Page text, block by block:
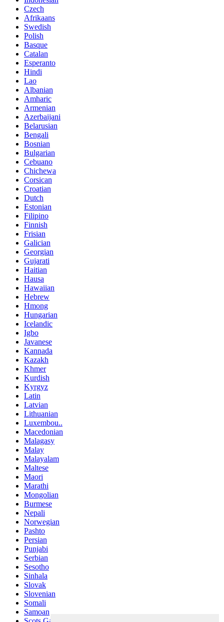
Czech
Afrikaans
Swedish
Polish
Basque
Catalan
Esperanto
Hindi
Lao
Albanian
Amharic
Armenian
Azerbaijani
Belarusian
Bengali
Bosnian
Bulgarian
Cebuano
Chichewa
Corsican
Croatian
Dutch
Estonian
Filipino
Finnish
Frisian
Galician
Georgian
Gujarati
Haitian
Hausa
Hawaiian
Hebrew
Hmong
Hungarian
Icelandic
Igbo
Javanese
Kannada
Kazakh
Khmer
Kurdish
Kyrgyz
Latin
Latvian
Lithuanian
Luxembou..
Macedonian
Malagasy
Malay
Malayalam
Maltese
Maori
Marathi
Mongolian
Burmese
Nepali
Norwegian
Pashto
Persian
Punjabi
Serbian
Sesotho
Sinhala
Slovak
Slovenian
Somali
Samoan